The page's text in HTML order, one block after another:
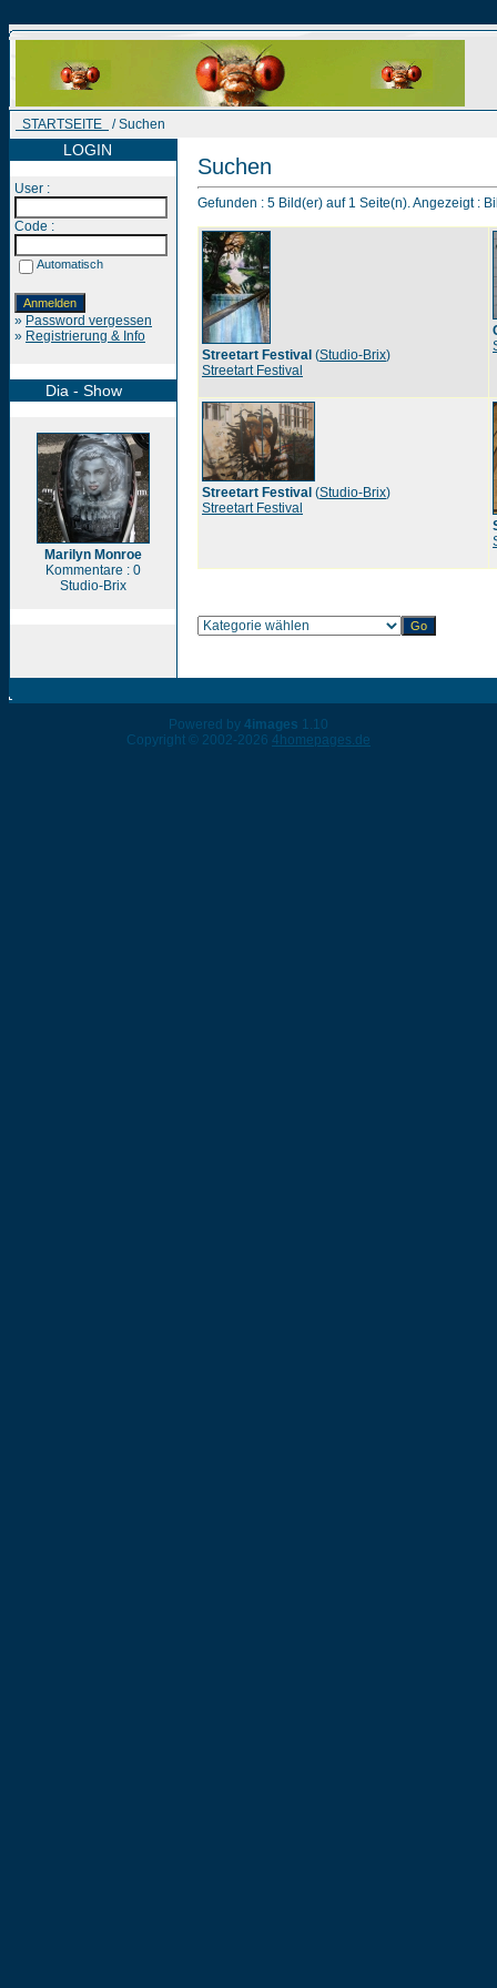
STARTSEITE / Suchen
LOGIN
User :
Code :
Automatisch
» Password vergessen
» Registrierung & Info
Dia - Show
Marilyn Monroe
Kommentare : 0
Studio-Brix
Suchen
Gefunden : 5 Bild(er) auf 1 Seite(n). Angezeigt :
Streetart Festival (Studio-Brix)
Streetart Festival
Streetart Festival (Studio-Brix)
Streetart Festival
Powered by 4images 1.10
Copyright © 2002-2026 4homepages.de